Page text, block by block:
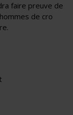
faire preuve de
de cro